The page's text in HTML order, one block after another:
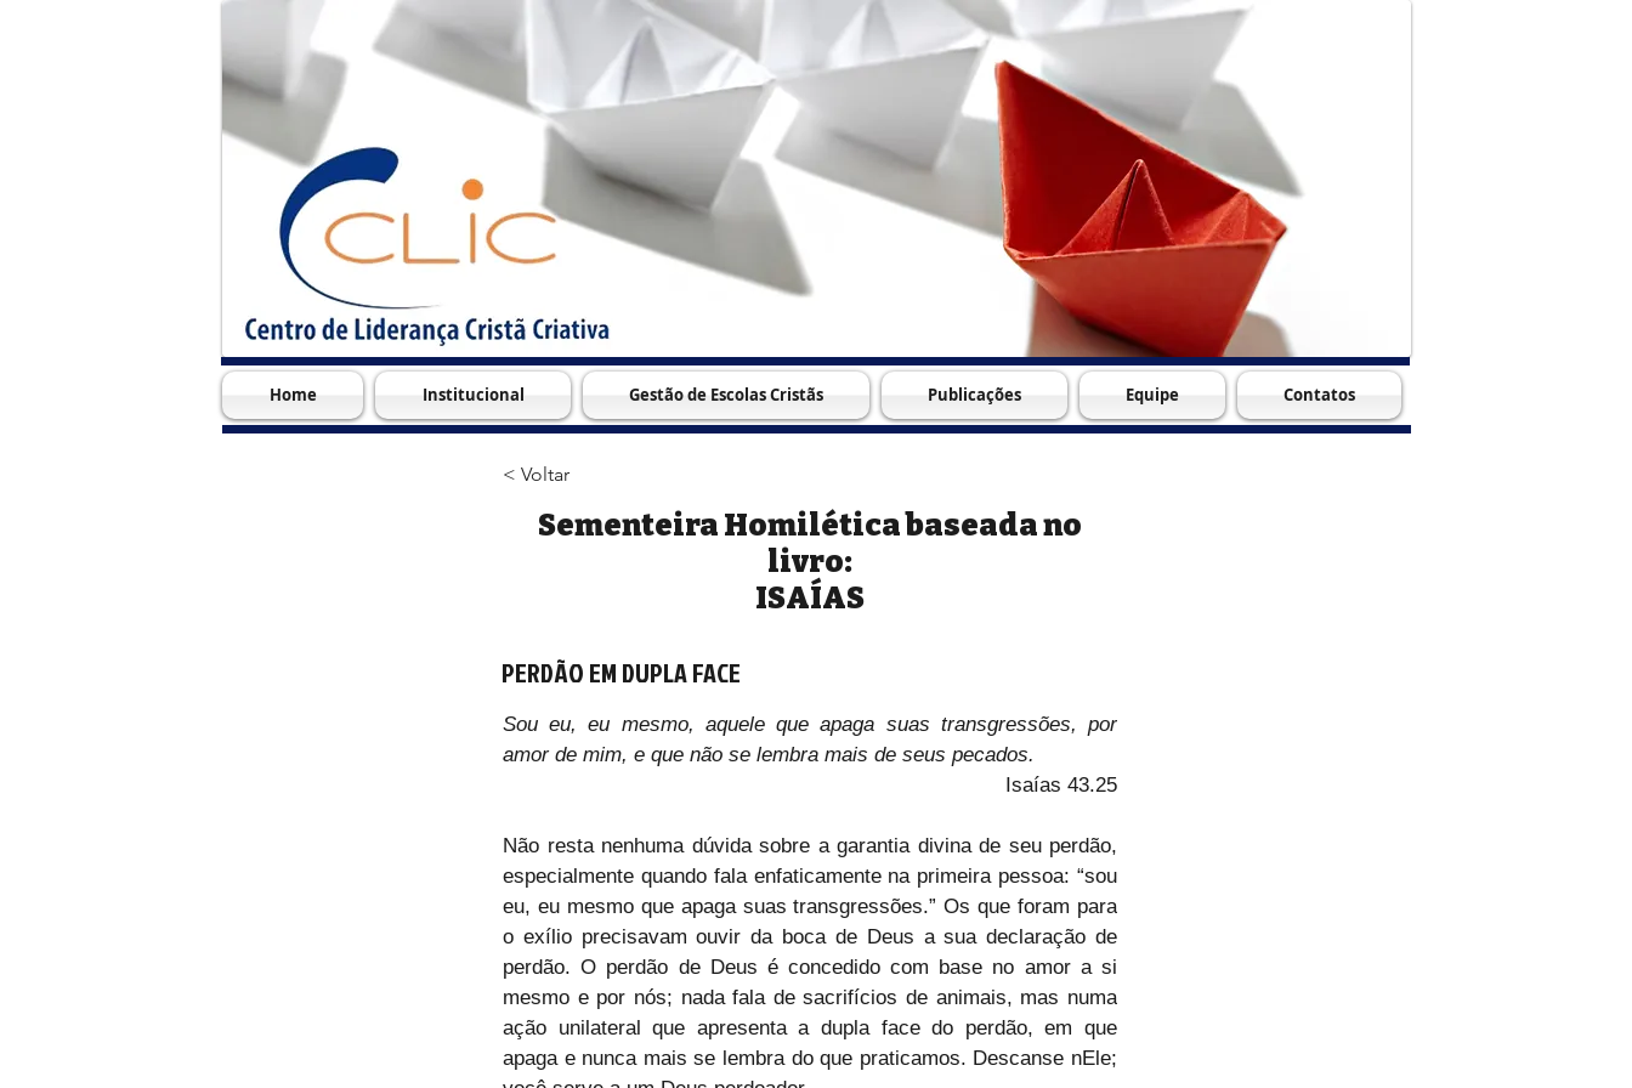
Home Institucional Gestão de Escolas Cristãs Publicações Equipe Contatos
< Voltar
Sementeira Homilética baseada no
livro:
ISAÍAS
PERDÃO EM DUPLA FACE
Sou eu, eu mesmo, aquele que apaga suas transgressões, por
amor de mim, e que não se lembra mais de seus pecados.
Isaías 43.25
Não resta nenhuma dúvida sobre a garantia divina de seu perdão,
especialmente quando fala enfaticamente na primeira pessoa: “sou
eu, eu mesmo que apaga suas transgressões.” Os que foram para
o exílio precisavam ouvir da boca de Deus a sua declaração de
perdão. O perdão de Deus é concedido com base no amor a si
mesmo e por nós; nada fala de sacrifícios de animais, mas numa
ação unilateral que apresenta a dupla face do perdão, em que
apaga e nunca mais se lembra do que praticamos. Descanse nEle;